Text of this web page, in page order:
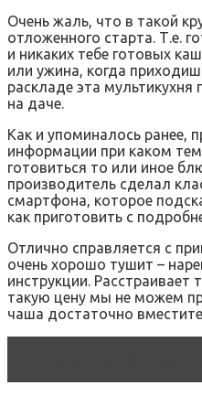
Очень жаль, что в такой
отложенного старта. Т.е.
и никаких тебе готовых
или ужина, когда
раскладе эта
на даче.
Как и упоминалось ранее,
информации при каком
готовиться то или иное
производитель сделал
смартфона, которое
как приготовить с
Отлично справляется с
очень хорошо тушит –
инструкции. Расстраивает
такую цену мы не можем
чаша достаточно